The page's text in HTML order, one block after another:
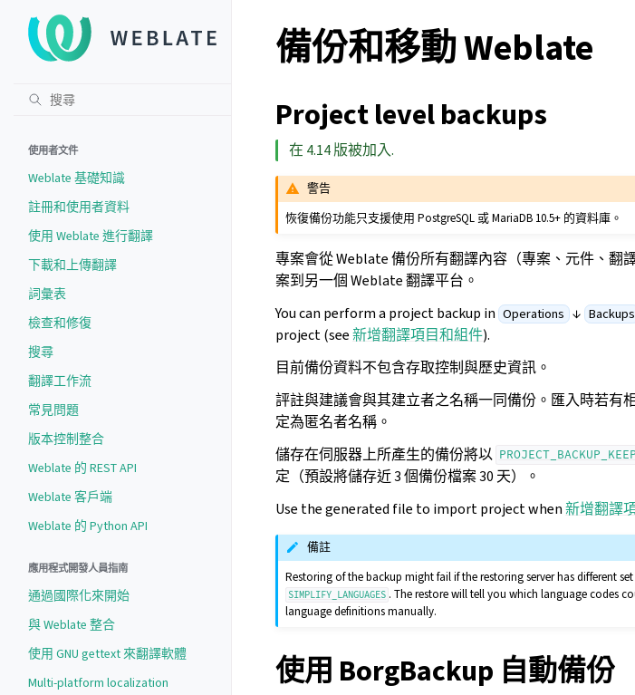
使用者文件
Weblate 基礎知識
註冊和使用者資料
使用 Weblate 進行翻譯
下載和上傳翻譯
詞彙表
檢查和修復
搜尋
翻譯工作流
常見問題
版本控制整合
Weblate 的 REST API
Weblate 客戶端
Weblate 的 Python API
應用程式開發人員指南
通過國際化來開始
與 Weblate 整合
使用 GNU gettext 來翻譯軟體
Multi-platform localization
備份和移動 Weblate
Project level backups
在 4.14 版被加入.
警告
恢復備份功能只支援使用 PostgreSQL 或 MariaDB 10.5+ 的資料庫。
專案會從 Weblate 備份所有翻譯內容（專案、元件、
案到另一個 Weblate 翻譯平台。
You can perform a project backup in Operations ↓ Backups
project (see新增翻譯項目和組件).
目前備份資料不包含存取控制與歷史資訊。
評註與建議會與其建立者之名稱一同備份。匯入時若有
定為匿名者名稱。
儲存在伺服器上所產生的備份將以
定（預設將儲存近 3 個備份檔案 30 天）。
Use the generated file to import project when新增翻譯
備註
Restoring of the backup might fail if the restoring server has different
SIMPLIFY_LANGUAGES . The restore will tell you which language codes
language definitions manually.
使用 BorgBackup 自動備份